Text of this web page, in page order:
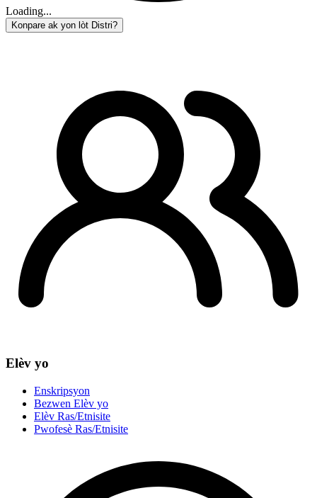
Loading...
Konpare ak yon lòt Distri?
Elèv yo
Enskripsyon
Bezwen Elèv yo
Elèv Ras/Etnisite
Pwofesè Ras/Etnisite